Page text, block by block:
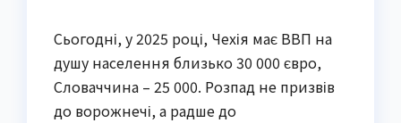
Сьогодні, у 2025 році, Чехія має ВВП на
душу населення близько 30 000 євро,
Словаччина – 25 000. Розпад не призвів
до ворожнечі, а радше до